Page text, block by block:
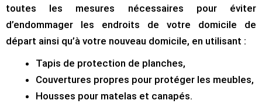
toutes les mesures nécessaires pour éviter
d’endommager les endroits de votre domicile de
départ ainsi qu’à votre nouveau domicile, en utilisant :
Tapis de protection de planches,
Couvertures propres pour protéger les meubles,
Housses pour matelas et canapés.